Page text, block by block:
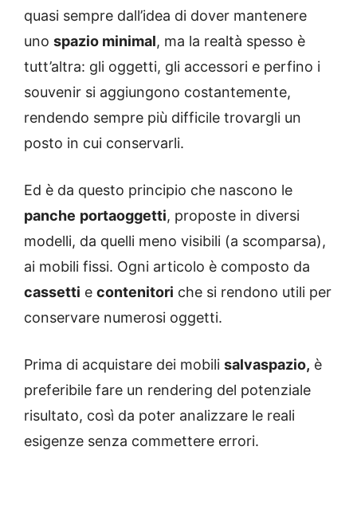
quasi sempre dall’idea di dover mantenere
uno spazio minimal, ma la realtà spesso è
tutt’altra: gli oggetti, gli accessori e perfino i
souvenir si aggiungono costantemente,
rendendo sempre più difficile trovargli un
posto in cui conservarli.
Ed è da questo principio che nascono le
panche portaoggetti, proposte in diversi
modelli, da quelli meno visibili (a scomparsa),
ai mobili fissi. Ogni articolo è composto da
cassetti e contenitori che si rendono utili per
conservare numerosi oggetti.
Prima di acquistare dei mobili salvaspazio, è
preferibile fare un rendering del potenziale
risultato, così da poter analizzare le reali
esigenze senza commettere errori.